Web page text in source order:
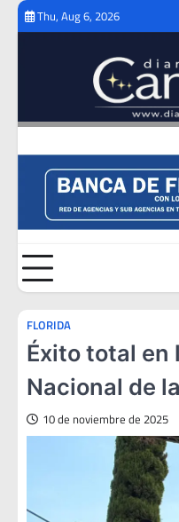
Skip
Thu, Aug 6, 2026
FLORIDA
Éxito total en
Nacional de
10 de noviembre de 2025